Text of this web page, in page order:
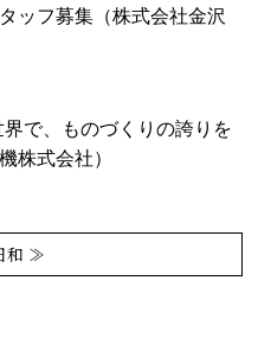
ッフ募集（株式会社金沢
で、ものづくりの誇りを
株式会社）
和 ≫